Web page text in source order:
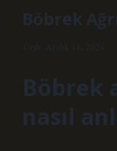
Böbrek
Tarih: Aralık 18, 2024
Böbrek
nasıl